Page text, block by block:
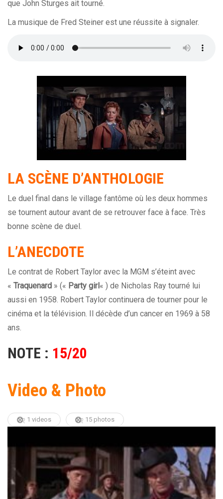
que John Sturges ait tourné.
La musique de Fred Steiner est une réussite à signaler.
LA SCÈNE D’ANTHOLOGIE
Le duel final dans le village fantôme où les deux hommes
se tournent autour avant de se retrouver face à face. Très
bonne scène de duel.
L’ANECDOTE
Le contrat de Robert Taylor avec la MGM s’éteint avec
« Traquenard » (« Party girl « ) de Nicholas Ray tourné lui
aussi en 1958. Robert Taylor continuera de tourner pour le
cinéma et la télévision. Il décède d’un cancer en 1969 à 58
ans.
NOTE : 15/20
Video & Photo
1 videos 15 photos